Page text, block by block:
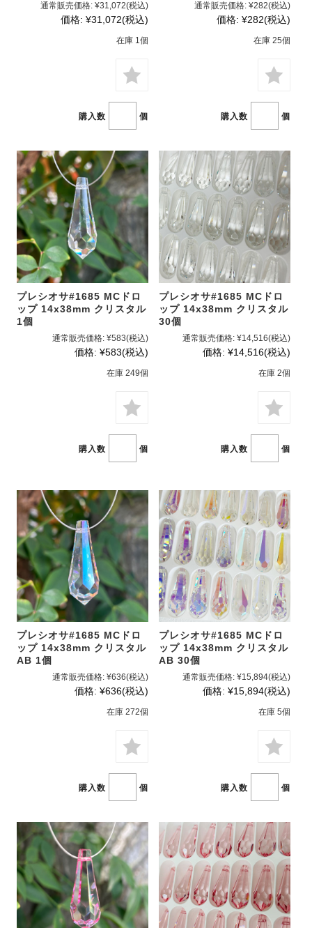
通常販売価格: ¥31,072(税込)
価格: ¥31,072(税込)
在庫 1個
購入数 個
通常販売価格: ¥282(税込)
価格: ¥282(税込)
在庫 25個
購入数 個
プレシオサ#1685 MCドロ
ップ 14x38mm クリスタル
1個
通常販売価格: ¥583(税込)
価格: ¥583(税込)
在庫 249個
購入数 個
プレシオサ#1685 MCドロ
ップ 14x38mm クリスタル
30個
通常販売価格: ¥14,516(税込)
価格: ¥14,516(税込)
在庫 2個
購入数 個
プレシオサ#1685 MCドロ
ップ 14x38mm クリスタル
AB 1個
通常販売価格: ¥636(税込)
価格: ¥636(税込)
在庫 272個
購入数 個
プレシオサ#1685 MCドロ
ップ 14x38mm クリスタル
AB 30個
通常販売価格: ¥15,894(税込)
価格: ¥15,894(税込)
在庫 5個
購入数 個